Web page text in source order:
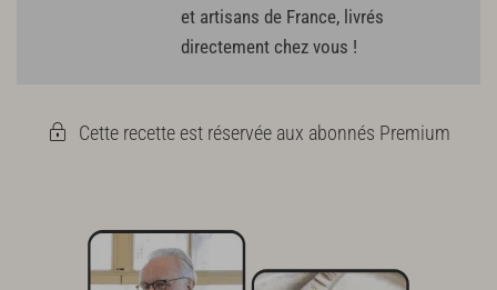
et artisans de France, livrés
directement chez vous !
Cette recette est réservée aux abonnés Premium